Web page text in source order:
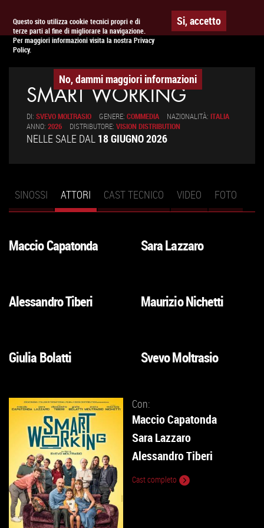
Questo sito utilizza cookie tecnici propri e di
terze parti al fine di migliorare la navigazione.
Per maggiori informazioni visita la nostra Privacy
Policy.
Si, accetto
No, dammi maggiori informazioni
APPUNTAMENTO AL CINEMA
SMART WORKING
DI: SVEVO MOLTRASIO GENERE: COMMEDIA NAZIONALITÀ: ITALIA
ANNO: 2026 DISTRIBUTORE: VISION DISTRIBUTION
NELLE SALE DAL 18 GIUGNO 2026
Schede primarie
SINOSSI ATTORI (SCHEDA
ATTIVA)
CAST TECNICO VIDEO FOTO
VAI
Maccio Capatonda
VAI
Sara Lazzaro
VAI
Alessandro Tiberi
VAI
Maurizio Nichetti
VAI
Giulia Bolatti
VAI
Svevo Moltrasio
Con:
Maccio Capatonda
Sara Lazzaro
Alessandro Tiberi
Cast completo